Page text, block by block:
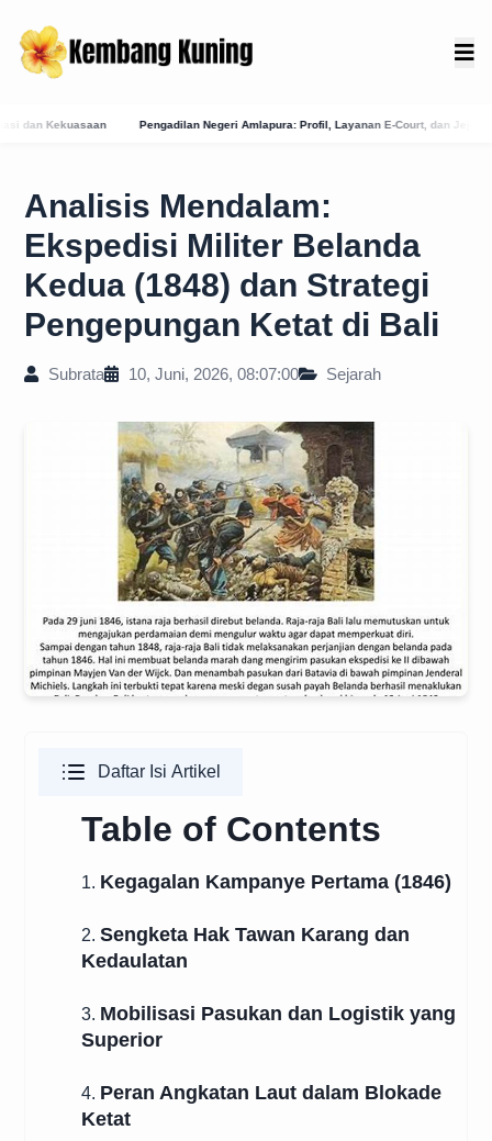
Amlapura: Profil, Layanan E-Court, dan Jejak Sejarah Peradilan di Karangasem
Analisis Mendalam:
Ekspedisi Militer Belanda
Kedua (1848) dan Strategi
Pengepungan Ketat di Bali
Subrata 10, Juni, 2026, 08:07:00 Sejarah
Daftar Isi Artikel
Table of Contents
1. Kegagalan Kampanye Pertama (1846)
2. Sengketa Hak Tawan Karang dan
Kedaulatan
3. Mobilisasi Pasukan dan Logistik yang
Superior
4. Peran Angkatan Laut dalam Blokade
Ketat